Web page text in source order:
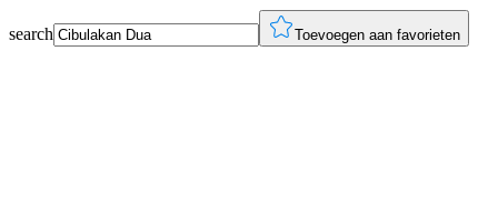
search Toevoegen aan favorieten